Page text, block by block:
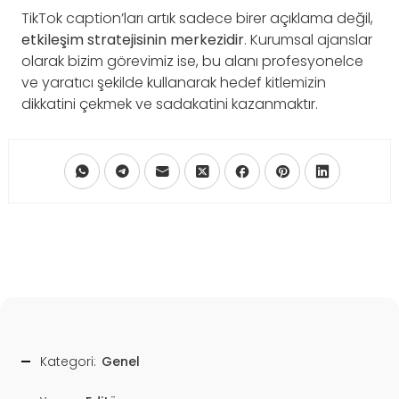
TikTok caption’ları artık sadece birer açıklama değil,
etkileşim stratejisinin merkezidir. Kurumsal ajanslar
olarak bizim görevimiz ise, bu alanı profesyonelce
ve yaratıcı şekilde kullanarak hedef kitlemizin
dikkatini çekmek ve sadakatini kazanmaktır.
Kategori: Genel